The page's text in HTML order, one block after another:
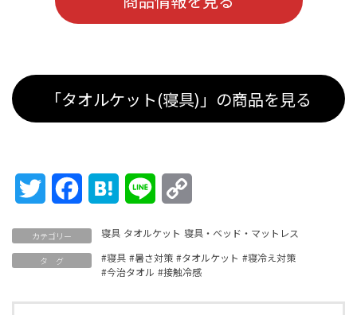
「タオルケット(寝具)」の商品を見る
Twitter FacebookHatena Line
カテゴリー 寝具 タオルケット 寝具・ベッド・マットレス
タ グ #寝具 #暑さ対策 #タオルケット #寝冷え対策
#今治タオル #接触冷感